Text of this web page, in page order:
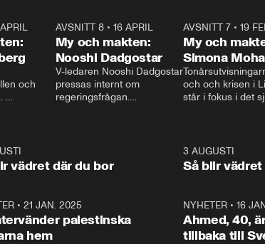
och
AVSNITT 8• 16 APRIL
My och makten:
Nooshi Dadgostar
V-ledaren Nooshi Dadgostar
pressas internt om
regeringsfrågan.
– Vi ställer upp i val. Ska vi
vara med så sitter vi förstås
AVSNITT 7• 19
My och
Simona
och och krisen i
står i fokus i det
kommentator My
Rohwedder ställer
utbildnings- och
Mohamsson till
vädret där du bor
3 AUGUSTI
Så blir
•21 JAN. 2025
palestinska
hem
NYHETER• 16
Ahmed, 40,
tillbaka till